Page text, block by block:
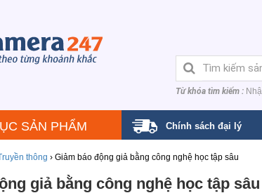
Từ khóa tìm kiếm :
SẢN PHẨM Chính sách đại lý
thông › Giảm báo động giả bằng công nghệ học tập sâu
giả bằng công nghệ học tập sâu